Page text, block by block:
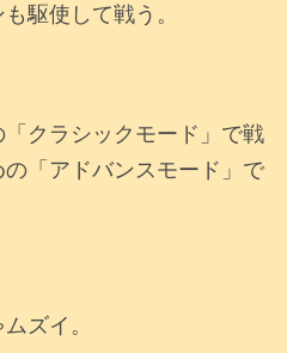
駆使して戦う。
クラシックモード」で戦
「アドバンスモード」で
ズイ。